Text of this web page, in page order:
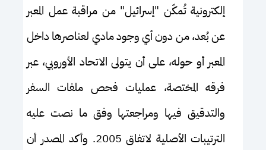
إلكترونية تُمكّن "إسرائيل" من مراقبة عمل المعبر
عن بُعد، من دون أي وجود مادي لعناصرها داخل
المعبر أو حوله، على أن يتولى الاتحاد الأوروبي، عبر
فرقه المختصة، عمليات فحص ملفات السفر
والتدقيق فيها ومراجعتها وفق ما نصت عليه
الترتيبات الأصلية لاتفاق 2005. وأكد المصدر أن